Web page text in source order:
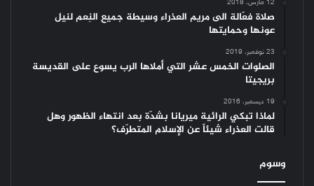
12 مارس، 2018
صلاة فعّالة الى مريم العذراء وسيطة جميع النِعم لنيل
عونها وحمايتها
23 نوفمبر، 2019
الصلوات الخمس عشر التي أملاها الرب يسوع على القديسة
بريجيتا
19 ديسمبر، 2016
لماذا تبكي الرائية ميريانا بشدّة بعد انتهاء الظهور وهل
قالت العذراء شيئاً عن الإسلام المتطرّف؟
وسوم